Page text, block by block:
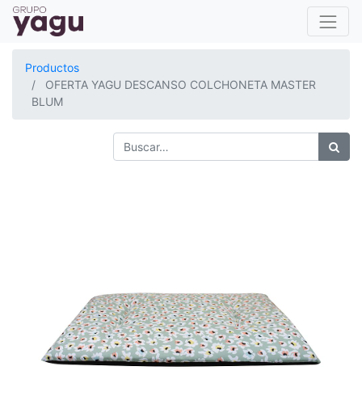
Productos
OFERTA YAGU DESCANSO COLCHONETA MASTER
BLUM